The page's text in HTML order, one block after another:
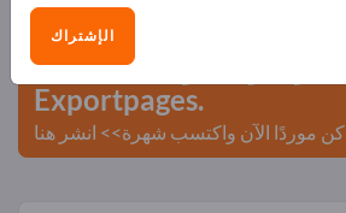
التجارية >> ابدأ من هنا
انشر شركتك ومنتجاتك على
Exportpages.
كن موردًا الآن واكتسب شهرة>> انشر هنا
الإشتراك